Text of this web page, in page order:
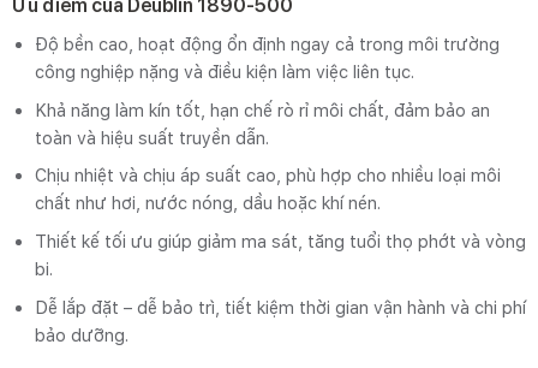
Ưu điểm của Deublin 1890-500
Độ bền cao, hoạt động ổn định ngay cả trong môi trường
công nghiệp nặng và điều kiện làm việc liên tục.
Khả năng làm kín tốt, hạn chế rò rỉ môi chất, đảm bảo an
toàn và hiệu suất truyền dẫn.
Chịu nhiệt và chịu áp suất cao, phù hợp cho nhiều loại môi
chất như hơi, nước nóng, dầu hoặc khí nén.
Thiết kế tối ưu giúp giảm ma sát, tăng tuổi thọ phớt và vòng
bi.
Dễ lắp đặt – dễ bảo trì, tiết kiệm thời gian vận hành và chi phí
bảo dưỡng.